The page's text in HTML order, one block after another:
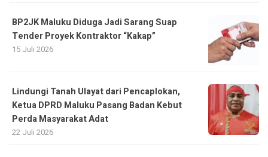
BP2JK Maluku Diduga Jadi Sarang Suap
Tender Proyek Kontraktor “Kakap”
15 Juli 2026
Lindungi Tanah Ulayat dari Pencaplokan,
Ketua DPRD Maluku Pasang Badan Kebut
Perda Masyarakat Adat
22 Juli 2026